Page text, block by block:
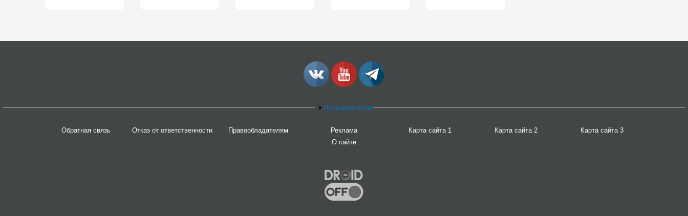
Пользователям
Обратная связь Отказ от ответственности Правообладателям Реклама Карта сайта 1 Карта сайта 2
Карта сайта 3
О сайте